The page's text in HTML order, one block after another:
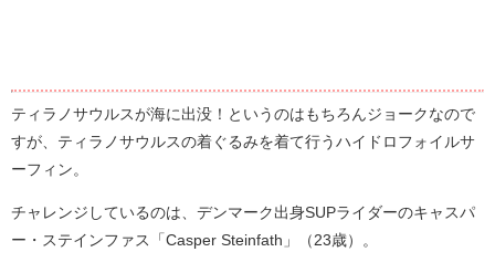
ティラノサウルスが海に出没！というのはもちろんジョークなので
すが、ティラノサウルスの着ぐるみを着て行うハイドロフォイルサ
ーフィン。
チャレンジしているのは、デンマーク出身SUPライダーのキャスパ
ー・ステインファス「Casper Steinfath」（23歳）。